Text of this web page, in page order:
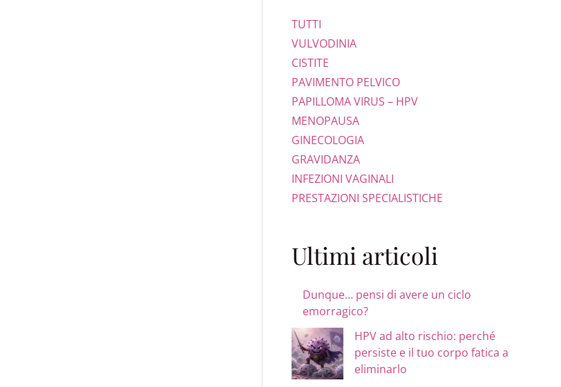
TUTTI
VULVODINIA
CISTITE
PAVIMENTO PELVICO
PAPILLOMA VIRUS – HPV
MENOPAUSA
GINECOLOGIA
GRAVIDANZA
INFEZIONI VAGINALI
PRESTAZIONI SPECIALISTICHE
Ultimi articoli
Dunque… pensi di avere un ciclo
emorragico?
HPV ad alto rischio: perché
persiste e il tuo corpo fatica a
eliminarlo